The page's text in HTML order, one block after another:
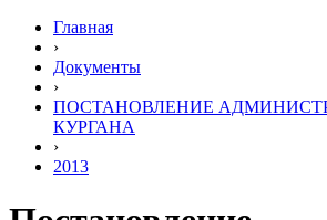
Главная
›
Документы
›
ПОСТАНОВЛЕНИЕ
КУРГАНА
›
2013